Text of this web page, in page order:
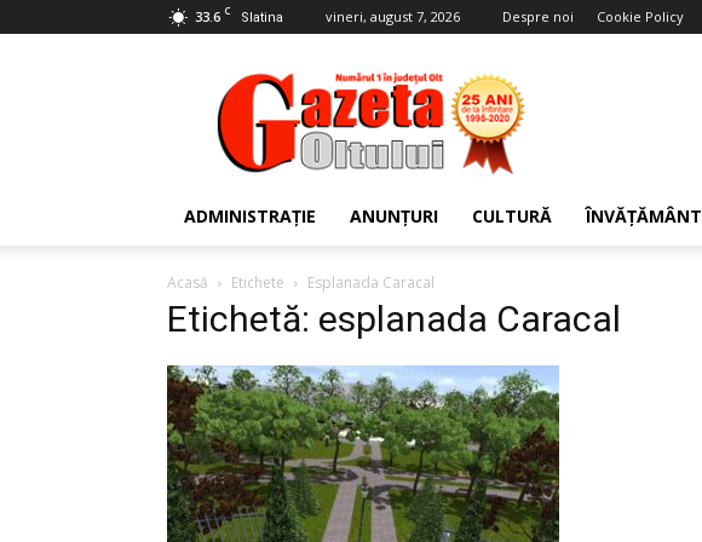
33.6 C Slatina vineri, august 7, 2026 Despre noi Cookie Policy
Gazeta
Oltului
ADMINISTRAȚIE ANUNȚURI CULTURĂ ÎNVĂȚĂMÂNT
Acasă Etichete Esplanada Caracal
Etichetă: esplanada Caracal